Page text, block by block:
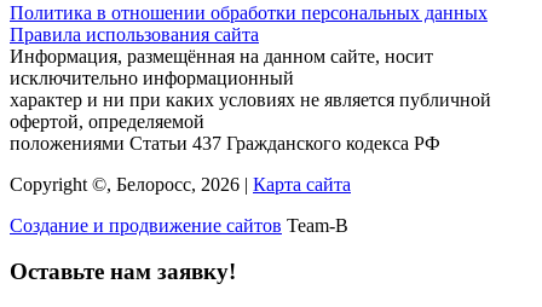
Политика в отношении обработки персональных данных
Правила использования сайта
Информация, размещённая на данном сайте, носит
исключительно информационный
характер и ни при каких условиях не является публичной
офертой, определяемой
положениями Статьи 437 Гражданского кодекса РФ
Copyright ©, Белоросс, 2026 | Карта сайта
Создание и продвижение сайтов Team-B
Оставьте нам заявку!